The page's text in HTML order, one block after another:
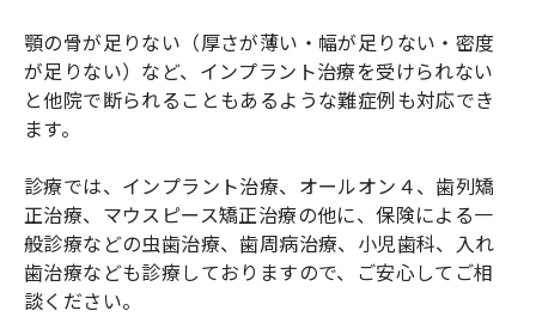
顎の骨が足りない（厚さが薄い・幅が足りない・密度
が足りない）など、インプラント治療を受けられない
と他院で断られることもあるような難症例も対応でき
ます。
診療では、インプラント治療、オールオン４、歯列矯
正治療、マウスピース矯正治療の他に、保険による一
般診療などの虫歯治療、歯周病治療、小児歯科、入れ
歯治療なども診療しておりますので、ご安心してご相
談ください。